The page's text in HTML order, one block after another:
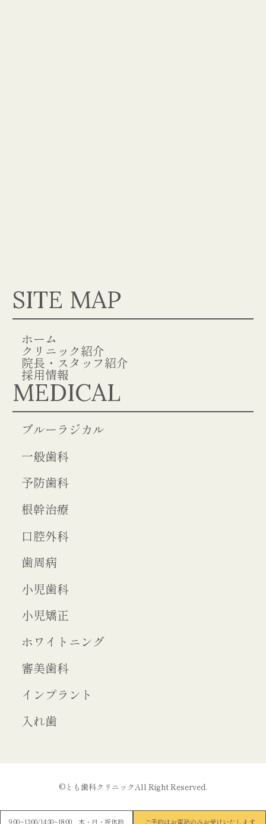
9:00~13:00/14:30~18:00 木・日・祝休診 ご予約はお電話のみお受けいたします
SITE MAP
ホーム
クリニック紹介
院長・スタッフ紹介
採用情報
MEDICAL
ブルーラジカル
一般歯科
予防歯科
根幹治療
口腔外科
歯周病
小児歯科
小児矯正
ホワイトニング
審美歯科
インプラント
入れ歯
©とも歯科クリニックAll Right Reserved.